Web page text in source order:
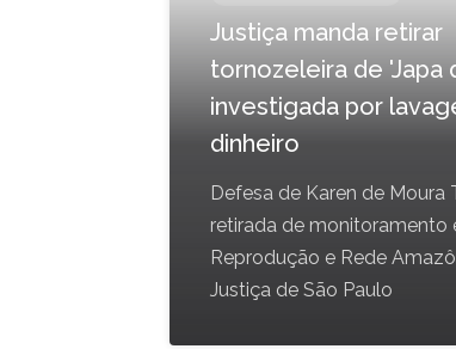
Justiça manda retirar
tornozeleira de 'Japa
investigada por
dinheiro
Defesa de Karen de Moura
retirada de monitoramento
Reprodução e Rede
Justiça de São Paulo